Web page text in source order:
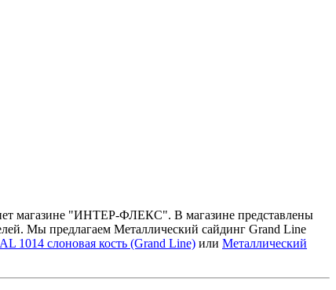
магазине "ИНТЕР-ФЛЕКС". В магазине представлены
Мы предлагаем Металлический сайдинг Grand Line
1014 слоновая кость (Grand Line) или Металлический